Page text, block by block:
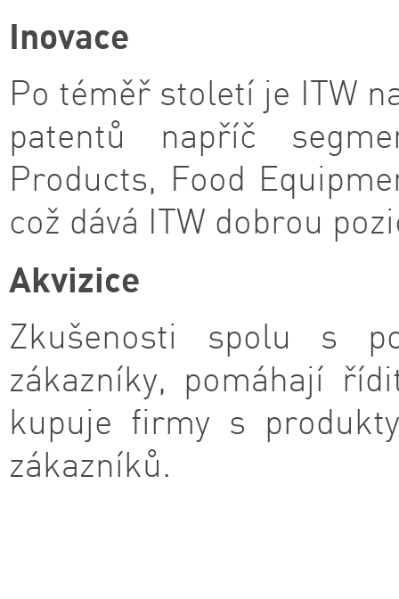
Inovace
Po téměř století je ITW
patentů napříč
Products, Food
což dává ITW dobrou
Akvizice
Zkušenosti spolu s
zákazníky, pomáhají
kupuje firmy s
zákazníků.